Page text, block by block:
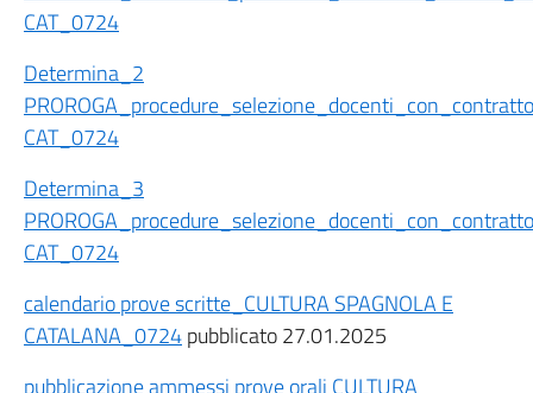
CAT_0724
Determina_2
CAT_0724
Determina_3
CAT_0724
calendario prove scritte_CULTURA SPAGNOLA E
CATALANA_0724pubblicato 27.01.2025
pubblicazione ammessi prove orali CULTURA